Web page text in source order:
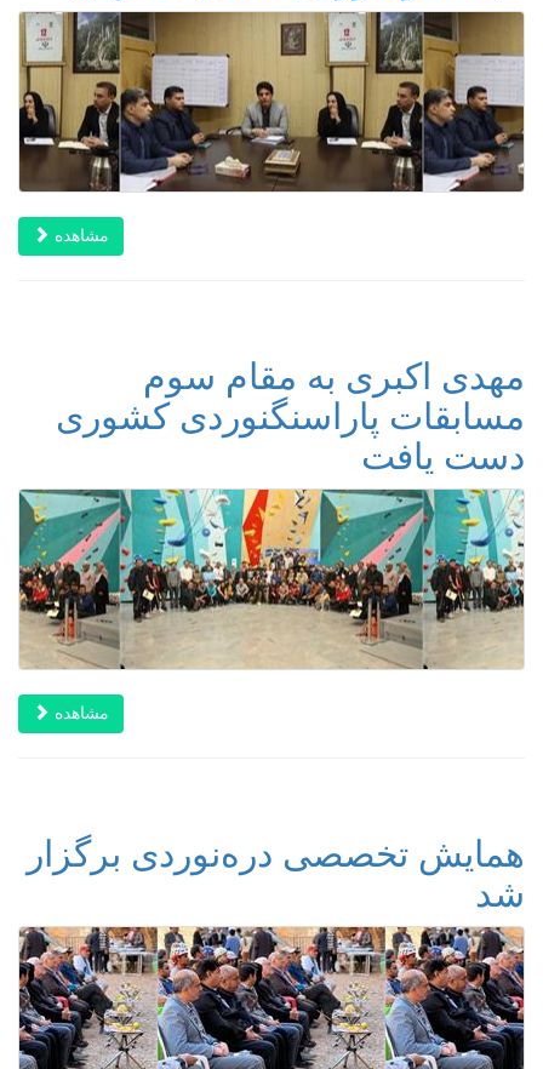
مشاهده
مهدی اکبری به مقام سوم
مسابقات پاراسنگنوردی کشوری
دست یافت
مشاهده
همایش تخصصی دره‌نوردی برگزار
شد